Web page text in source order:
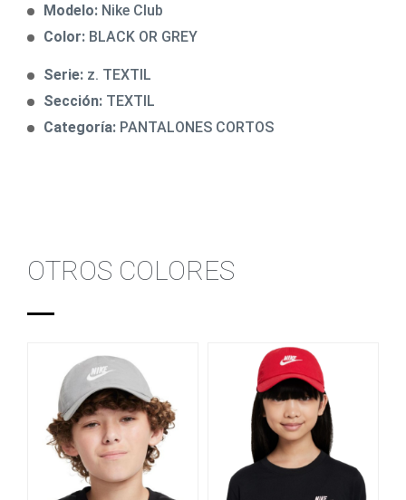
Modelo: Nike Club
Color: BLACK OR GREY
Serie: z. TEXTIL
Sección: TEXTIL
Categoría: PANTALONES CORTOS
OTROS COLORES